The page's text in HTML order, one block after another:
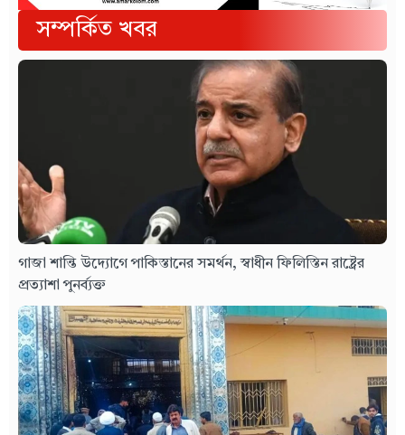
সম্পর্কিত খবর
গাজা শান্তি উদ্যোগে পাকিস্তানের সমর্থন, স্বাধীন ফিলিস্তিন রাষ্ট্রের
প্রত্যাশা পুনর্ব্যক্ত